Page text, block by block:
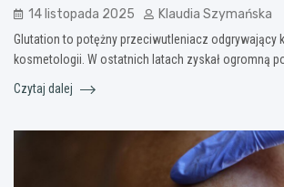
14 listopada 2025 Klaudia Szymańska
Glutation to potężny przeciwutleniacz odgrywający
kosmetologii. W ostatnich latach zyskał ogromną
Czytaj dalej